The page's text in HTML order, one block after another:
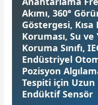
Pako Şalterler
Akımı, 360°
Göstergesi,
Koruması, Su ve
Koruma Sınıfı,
Endüstriyel
Pozisyon
Tespiti için
Endüktif Sensör